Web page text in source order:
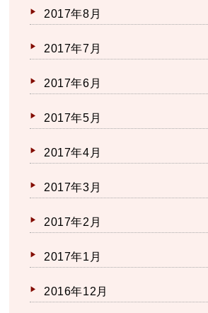
2017年8月
2017年7月
2017年6月
2017年5月
2017年4月
2017年3月
2017年2月
2017年1月
2016年12月